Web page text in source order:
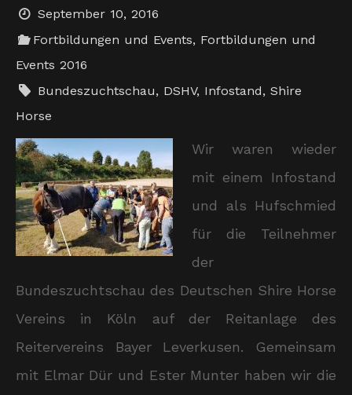
September 10, 2016
Fortbildungen und Events, Fortbildungen und
Events 2016
Bundeszuchtschau, DSHV, Infostand,Shire
Horse
Wir waren wieder
mit einem Infostand
und als Hufschmied
für die Teilnehmer
der
Bundeszuchtschau des Deutschen Shire Horse
Vereins in Köln auf der Reitanlage des
Reitervereins Bayer Leverkusen. Gemeinsam
mit Elmar Dür und Ester Munter haben wir die